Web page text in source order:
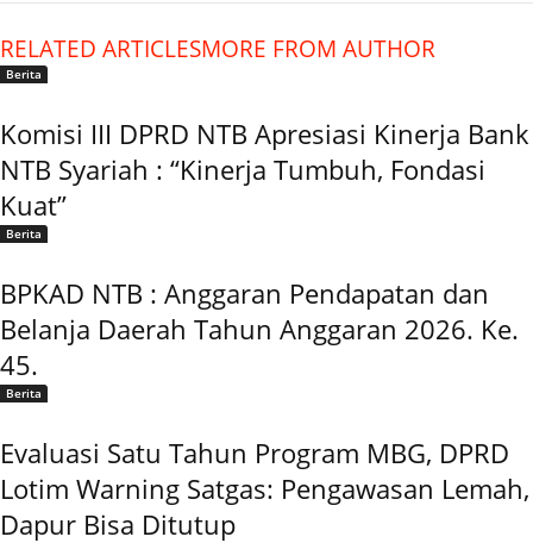
RELATED ARTICLESMORE FROM AUTHOR
Berita
Komisi III DPRD NTB Apresiasi Kinerja Bank
NTB Syariah : “Kinerja Tumbuh, Fondasi
Kuat”
Berita
BPKAD NTB : Anggaran Pendapatan dan
Belanja Daerah Tahun Anggaran 2026. Ke.
45.
Berita
Evaluasi Satu Tahun Program MBG, DPRD
Lotim Warning Satgas: Pengawasan Lemah,
Dapur Bisa Ditutup